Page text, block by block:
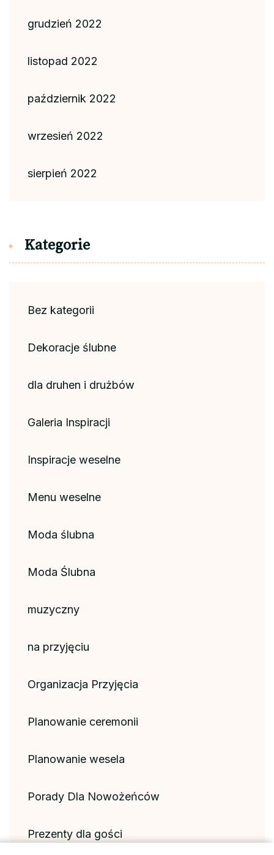
grudzień 2022
listopad 2022
październik 2022
wrzesień 2022
sierpień 2022
Kategorie
Bez kategorii
Dekoracje ślubne
dla druhen i drużbów
Galeria Inspiracji
Inspiracje weselne
Menu weselne
Moda ślubna
Moda Ślubna
muzyczny
na przyjęciu
Organizacja Przyjęcia
Planowanie ceremonii
Planowanie wesela
Porady Dla Nowożeńców
Prezenty dla gości